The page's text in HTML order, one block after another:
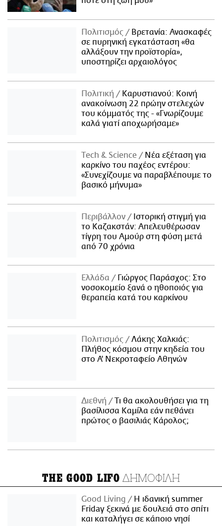
Πολιτισμός
Βρετανία: Ανασκαφές
σε πυρηνική εγκατάσταση «θα
αλλάξουν την προϊστορία»,
υποστηρίζει αρχαιολόγος
Πολιτική
Καρυστιανού: Κοινή
ανακοίνωση 22 πρώην στελεχών
του κόμματός της - «Γνωρίζουμε
καλά γιατί αποχωρήσαμε»
Τech & Science
Νέα εξέταση για
καρκίνο του παχέος εντέρου:
«Συνεχίζουμε να παραβλέπουμε το
βασικό μήνυμα»
Περιβάλλον
Ιστορική στιγμή για
το Καζακστάν: Απελευθέρωσαν
τίγρη του Αμούρ στη φύση μετά
από 70 χρόνια
Ελλάδα
Γιώργος Παράσχος: Στο
νοσοκομείο ξανά ο ηθοποιός για
θεραπεία κατά του καρκίνου
Πολιτισμός
Λάκης Χαλκιάς:
Πλήθος κόσμου στην κηδεία του
στο Α' Νεκροταφείο Αθηνών
Διεθνή
Τι θα ακολουθήσει για τη
βασίλισσα Καμίλα εάν πεθάνει
πρώτος ο βασιλιάς Κάρολος;
THE GOOD LIFO ΔΗΜΟΦΙΛΗ
Good Living
Η ιδανική summer
Friday ξεκινά με δουλειά στο σπίτι
και καταλήγει σε κάποιο νησί